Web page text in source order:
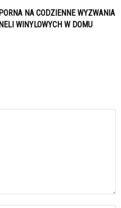
NA CODZIENNE WYZWANIA
WINYLOWYCH W DOMU